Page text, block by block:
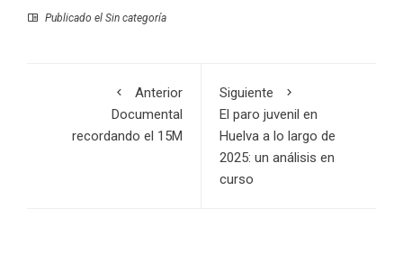
Publicado el Sin categoría
Anterior
Documental
recordando el 15M
Siguiente
El paro juvenil en
Huelva a lo largo de
2025: un análisis en
curso